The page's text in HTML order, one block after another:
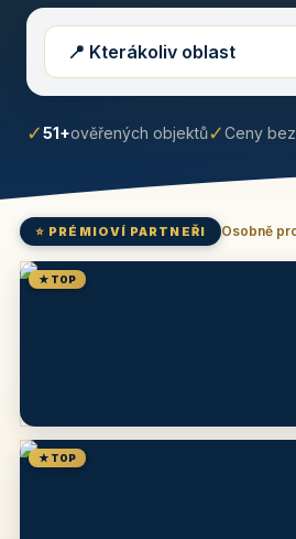
✓51+ověřených objektů✓Ceny
⭐ PRÉMIOVÍ PARTNEŘI Osobně
★ TOP
★ TOP